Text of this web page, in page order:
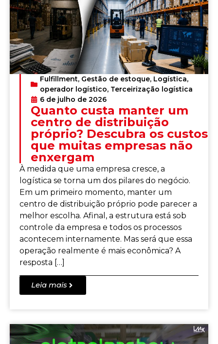
Fulfillment, Gestão de estoque, Logística,
operador logístico, Terceirização logística
6 de julho de 2026
Quanto custa manter um
centro de distribuição
próprio? Descubra os custos
que muitas empresas não
enxergam
À medida que uma empresa cresce, a
logística se torna um dos pilares do negócio.
Em um primeiro momento, manter um
centro de distribuição próprio pode parecer a
melhor escolha. Afinal, a estrutura está sob
controle da empresa e todos os processos
acontecem internamente. Mas será que essa
operação realmente é mais econômica? A
resposta […]
Leia mais